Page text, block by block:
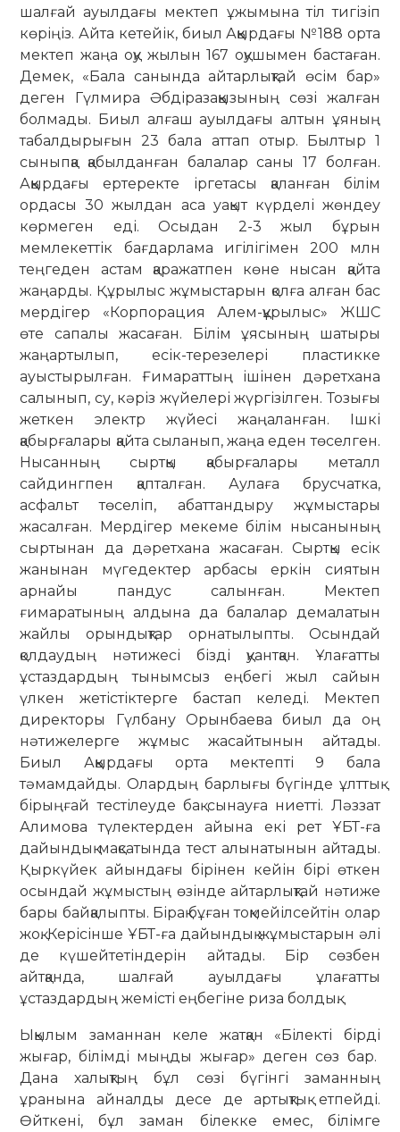
шалғай ауылдағы мектеп ұжымына тіл тигізіп
көріңіз. Айта кетейік, биыл Аққырдағы №188 орта
мектеп жаңа оқу жылын 167 оқушымен бастаған.
Демек, «Бала санында айтарлықтай өсім бар»
деген Гүлмира Әбдіразаққызының сөзі жалған
болмады. Биыл алғаш ауылдағы алтын ұяның
табалдырығын 23 бала аттап отыр. Былтыр 1
сыныпқа қабылданған балалар саны 17 болған.
Аққырдағы ертеректе іргетасы қаланған білім
ордасы 30 жылдан аса уақыт күрделі жөндеу
көрмеген еді. Осыдан 2-3 жыл бұрын
мемлекеттік бағдарлама игілігімен 200 млн
теңгеден астам қаражатпен көне нысан қайта
жаңарды. Құрылыс жұмыстарын қолға алған бас
мердігер «Корпорация Алем-құрылыс» ЖШС
өте сапалы жасаған. Білім ұясының шатыры
жаңартылып, есік-терезелері пластикке
ауыстырылған. Ғимараттың ішінен дәретхана
салынып, су, кәріз жүйелері жүргізілген. Тозығы
жеткен электр жүйесі жаңаланған. Ішкі
қабырғалары қайта сыланып, жаңа еден төселген.
Нысанның сыртқы қабырғалары металл
сайдингпен қапталған. Аулаға брусчатка,
асфальт төселіп, абаттандыру жұмыстары
жасалған. Мердігер мекеме білім нысанының
сыртынан да дәретхана жасаған. Сыртқы есік
жанынан мүгедектер арбасы еркін сиятын
арнайы пандус салынған. Мектеп
ғимаратының алдына да балалар демалатын
жайлы орындықтар орнатылыпты. Осындай
қолдаудың нәтижесі бізді қуантқан. Ұлағатты
ұстаздардың тынымсыз еңбегі жыл сайын
үлкен жетістіктерге бастап келеді. Мектеп
директоры Гүлбану Орынбаева биыл да оң
нәтижелерге жұмыс жасайтынын айтады.
Биыл Аққырдағы орта мектепті 9 бала
тәмамдайды. Олардың барлығы бүгінде ұлттық
бірыңғай тестілеуде бақ сынауға ниетті. Ләззат
Алимова түлектерден айына екі рет ҰБТ-ға
дайындық мақсатында тест алынатынын айтады.
Қыркүйек айындағы бірінен кейін бірі өткен
осындай жұмыстың өзінде айтарлықтай нәтиже
бары байқалыпты. Бірақ бұған тоқмейілсейтін олар
жоқ. Керісінше ҰБТ-ға дайындық жұмыстарын әлі
де күшейтетіндерін айтады. Бір сөзбен
айтқанда, шалғай ауылдағы ұлағатты
ұстаздардың жемісті еңбегіне риза болдық.
Ықылым заманнан келе жатқан «Білекті бірді
жығар, білімді мыңды жығар» деген сөз бар.
Дана халықтың бұл сөзі бүгінгі заманның
ұранына айналды десе де артықтық етпейді.
Өйткені, бұл заман білекке емес, білімге